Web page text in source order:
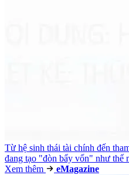
Từ hệ sinh thái tài chính đến
đang tạo "đòn bẩy vốn" như thế
Xem thêm
eMagazine